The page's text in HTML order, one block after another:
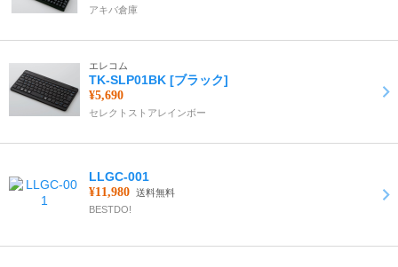
アキバ倉庫
エレコム
TK-SLP01BK [ブラック]
¥5,690
セレクトストアレインボー
LLGC-001
¥11,980 送料無料
BESTDO!